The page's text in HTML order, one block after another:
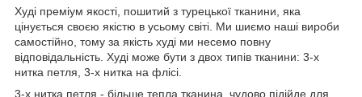
Худі преміум якості, пошитий з турецької тканини, яка
цінується своєю якістю в усьому світі. Ми шиємо наші вироби
самостійно, тому за якість худі ми несемо повну
відповідальність. Худі може бути з двох типів тканини: 3-х
нитка петля, 3-х нитка на флісі.
3-х нитка петля - більше тепла тканина, чудово підійде для